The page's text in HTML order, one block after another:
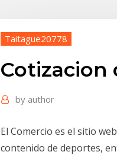
Taitague20778
Cotizacion
by author
El Comercio es el sitio
contenido de deportes,